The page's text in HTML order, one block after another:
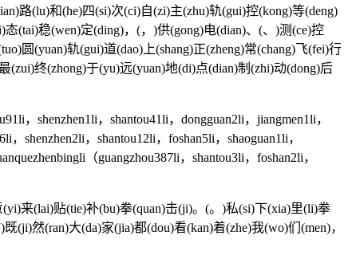
路(lu)和(he)四(si)次(ci)自(zi)主(zhu)轨(gui)控(kong)等(deng)
(tai)稳(wen)定(ding)，(，)供(gong)电(dian)、(、)测(ce)控
圆(yuan)轨(gui)道(dao)上(shang)正(zheng)常(chang)飞(fei)行
(zui)终(zhong)于(yu)远(yuan)地(di)点(dian)制(zhi)动(dong)后
，shenzhen1li，shantou41li，dongguan2li，jiangmen1li，
，shenzhen2li，shantou12li，foshan5li，shaoguan1li，
（guangzhou387li，shantou3li，foshan2li，
(lai)贴(tie)补(bu)拳(quan)击(ji)。(。)私(si)下(xia)里(li)拳
(ji)然(ran)大(da)家(jia)都(dou)看(kan)着(zhe)我(wo)们(men)，